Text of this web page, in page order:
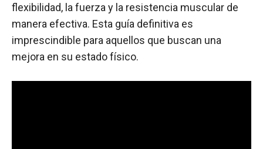
flexibilidad, la fuerza y la resistencia muscular de
manera efectiva. Esta guía definitiva es
imprescindible para aquellos que buscan una
mejora en su estado físico.